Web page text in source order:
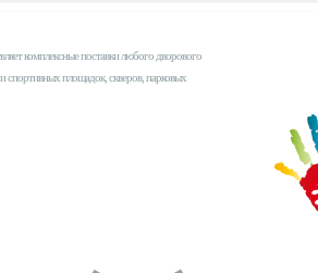
комплексные поставки любого дворового
спортивных площадок, скверов, парковых